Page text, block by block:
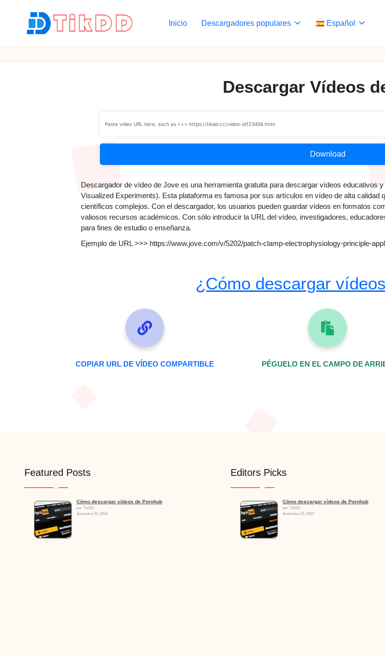
T
i
Inicio Descargadores populares Español
Descargar Vídeos
Download
Descargador de vídeo de Jove es una herramienta gratuita para descargar vídeos educativos
Visualized Experiments). Esta plataforma es famosa por sus artículos en vídeo de alta calidad
científicos complejos. Con el descargador, los usuarios pueden guardar vídeos en formatos
valiosos recursos académicos. Con sólo introducir la URL del vídeo, investigadores,
para fines de estudio o enseñanza.
Ejemplo de URL >>> https://www.jove.com/v/5202/patch-clamp-electrophysiology-principle-
¿Cómo descargar
COPIAR URL DE VÍDEO COMPARTIBLE PÉGUELO EN EL CAMPO DE
Featured Posts
Cómo descargar vídeos de Pornhub
por TikDD
diciembre 23, 2024
Editors Picks
Cómo descargar vídeos de Pornhub
por TikDD
diciembre 23, 2024